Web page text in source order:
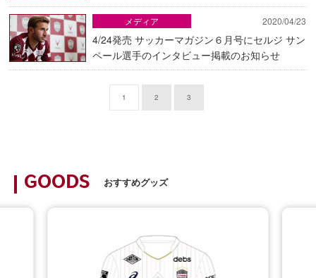
2020/04/23
4/24発売 サッカーマガジン６月号にセルジ サン
ペール選手のインタビュー掲載のお知らせ
メディア
1 2 3
GOODS おすすめグッズ